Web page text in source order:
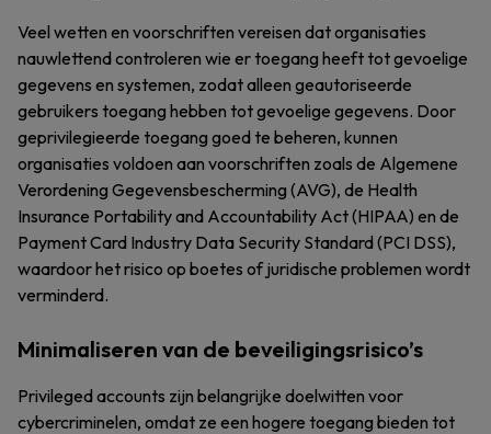
Veel wetten en voorschriften vereisen dat organisaties
nauwlettend controleren wie er toegang heeft tot gevoelige
gegevens en systemen, zodat alleen geautoriseerde
gebruikers toegang hebben tot gevoelige gegevens. Door
geprivilegieerde toegang goed te beheren, kunnen
organisaties voldoen aan voorschriften zoals de Algemene
Verordening Gegevensbescherming (AVG), de Health
Insurance Portability and Accountability Act (HIPAA) en de
Payment Card Industry Data Security Standard (PCI DSS),
waardoor het risico op boetes of juridische problemen wordt
verminderd.
Minimaliseren van de beveiligingsrisico’s
Privileged accounts zijn belangrijke doelwitten voor
cybercriminelen, omdat ze een hogere toegang bieden tot